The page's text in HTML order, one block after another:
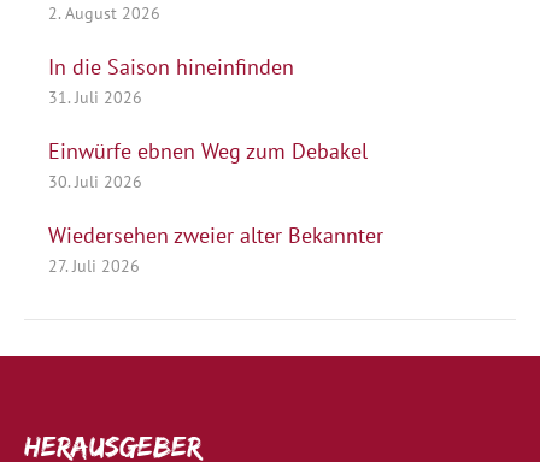
2. August 2026
In die Saison hineinfinden
31. Juli 2026
Einwürfe ebnen Weg zum Debakel
30. Juli 2026
Wiedersehen zweier alter Bekannter
27. Juli 2026
Herausgeber